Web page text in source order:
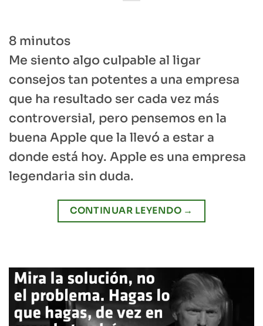
8 minutos
Me siento algo culpable al ligar
consejos tan potentes a una empresa
que ha resultado ser cada vez más
controversial, pero pensemos en la
buena Apple que la llevó a estar a
donde está hoy. Apple es una empresa
legendaria sin duda.
CONTINUAR LEYENDO →